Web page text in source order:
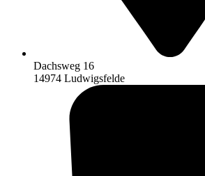
Dachsweg 16
14974 Ludwigsfelde